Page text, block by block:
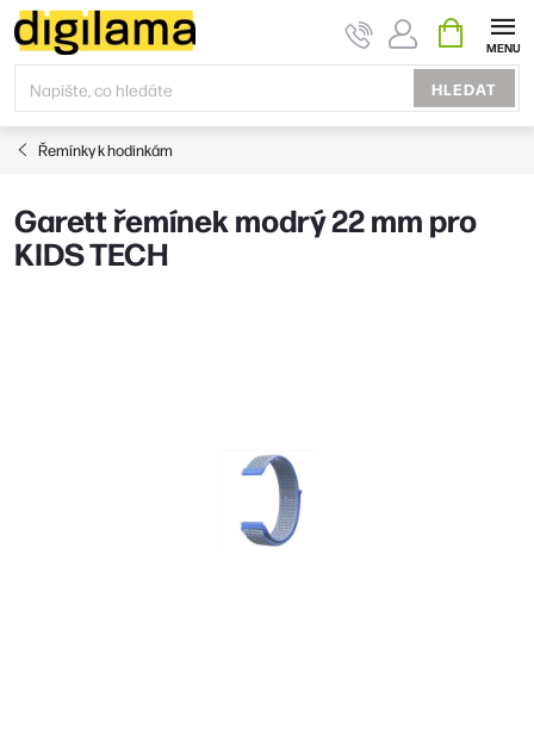
Přejít
na
obsah
HLEDAT
KOŠÍK
Řemínky k hodinkám
Garett řemínek modrý 22 mm pro
KIDS TECH